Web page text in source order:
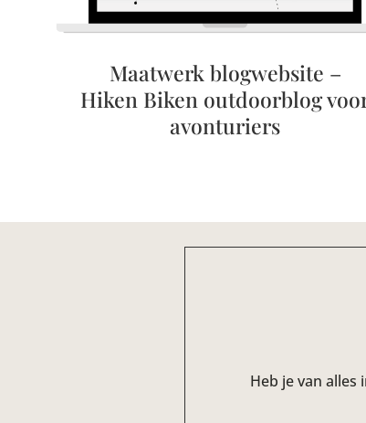
Maatwerk blogwebsite –
Hiken Biken outdoorblog
avonturiers
Heb je van